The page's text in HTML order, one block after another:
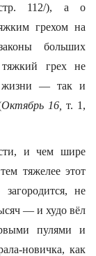
112/), а о
грехом на
больших
грех не
жизни — так и
Октябрь 16, т. 1,
и чем шире
тяжелее этот
не
— и худо вёл
пулями и
новичка, как